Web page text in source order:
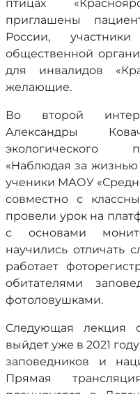
птицах
приглашены
России,
общественной
для инвалидов
желающие.
Во второй
Александры
экологического
«Наблюдая за
ученики МАОУ
совместно с
провели урок на
с основами
научились отличать
работает
обитателями
фотоловушками.
Следующая лекция
выйдет уже в 2021
заповедников и
Прямая